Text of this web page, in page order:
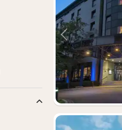
Vorige foto